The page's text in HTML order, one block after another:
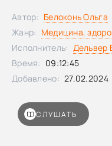
огромную аудиторию
условиях
врачебных мнениях,
советов подруг,
домыслов. Так как все-
женскую консультацию
беременная? 5,
недоказанной
СЛУШАТЬ
Автор: Белоконь Ольга
Жанр: Медицина,
Исполнитель: Дельвер
Время: 09:12:45
Добавлено: 27.02.2024